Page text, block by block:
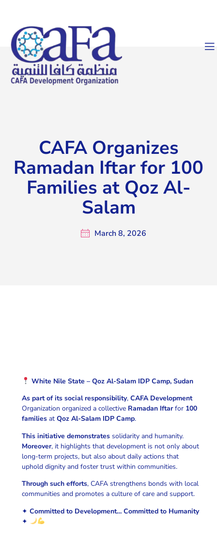
CAFA Organizes
Ramadan Iftar for 100
Families at Qoz Al-
Salam
March 8, 2026
White Nile State – Qoz Al-Salam IDP Camp, Sudan
As part of its social responsibility, CAFA Development
Organization organized a collective Ramadan Iftarfor 100
families at Qoz Al-Salam IDP Camp.
This initiative demonstrates solidarity and humanity.
Moreover, it highlights that development is not only about
long-term projects, but also about daily actions that
uphold dignity and foster trust within communities.
Through such efforts, CAFA strengthens bonds with local
communities and promotes a culture of care and support.
✦ Committed to Development… Committed to Humanity
✦